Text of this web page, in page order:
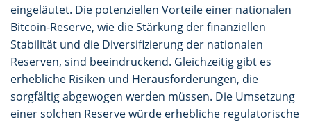
eingeläutet. Die potenziellen Vorteile einer nationalen
Bitcoin-Reserve, wie die Stärkung der finanziellen
Stabilität und die Diversifizierung der nationalen
Reserven, sind beeindruckend. Gleichzeitig gibt es
erhebliche Risiken und Herausforderungen, die
sorgfältig abgewogen werden müssen. Die Umsetzung
einer solchen Reserve würde erhebliche regulatorische